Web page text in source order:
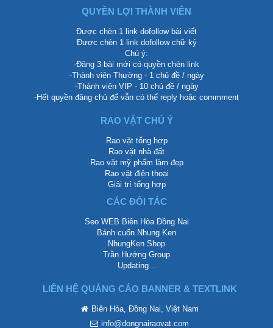
QUYỀN LỢI THÀNH VIÊN
Được chèn 1 link dofollow bài viết
Được chèn 1 link dofollow chữ ký
Chú ý:
-Đăng 3 bài mới có quyền chèn link
-Thành viên Thường - 1 chủ đề / ngày
-Thành viên VIP - 10 chủ đề / ngày
-Hết quyền đăng chủ để vẫn có thể reply hoặc commment
RAO VẶT CHÚ Ý
Rao vặt tổng hợp
Rao vặt nhà đất
Rao vặt mỹ phẩm làm đẹp
Rao vặt điện thoại
Giải trí tổng hợp
CÁC ĐỐI TÁC
Seo WEB Biên Hòa Đồng Nai
Bánh cuốn Nhung Ken
NhungKen Shop
Trần Hướng Group
Updating...
LIÊN HỆ QUẢNG CÁO BANNER & TEXTLINK
Biên Hòa, Đồng Nai, Việt Nam
info@dongnairaovat.com